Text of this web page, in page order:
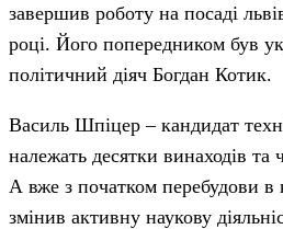
завершив роботу на посаді
році. Його попередником був
політичний діяч Богдан Котик.
Василь Шпіцер – кандидат
належать десятки винаходів
А вже з початком перебудови в
змінив активну наукову